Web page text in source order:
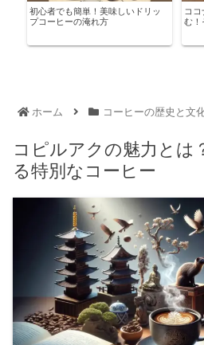
初心者でも簡単！美味しいドリッ
プコーヒーの淹れ方
コ
む！
ホーム コーヒーの歴史と文
コピルアクの魅力とは
る特別なコーヒー